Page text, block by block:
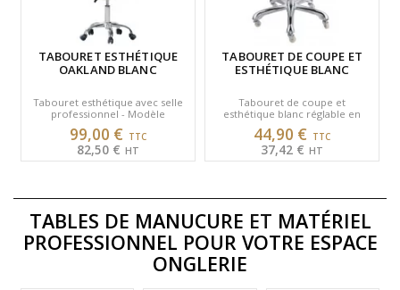
TABOURET ESTHÉTIQUE
OAKLAND BLANC
Tabouret esthétique avec selle
professionnel - Modèle
Oakland - Coloris Blanc.
99,00 €
82,50 €
TABOURET DE COUPE ET
ESTHÉTIQUE BLANC
Tabouret de coupe et
esthétique blanc réglable en
hauteur. Etoile en acier nickelé,
type de roue haute résistance.
…
44,90 €
37,42 €
TABLES DE MANUCURE ET MATÉRIEL
PROFESSIONNEL POUR VOTRE ESPACE
ONGLERIE